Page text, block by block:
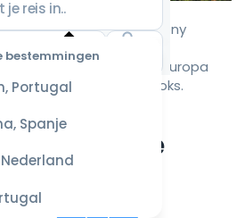
bestemmingen
Portugal
Spanje
Selecteer
datum
voor de
beste
prijzen
met Goboony
in Europa
roadbooks.
de ultieme